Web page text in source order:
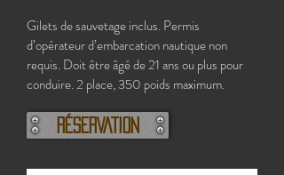
Gilets de sauvetage inclus. Permis
d’opérateur d’embarcation nautique non
requis.Doit être âgé de 21 ans ou plus pour
conduire. 2 place, 350 poids maximum.
RÉSERVATION